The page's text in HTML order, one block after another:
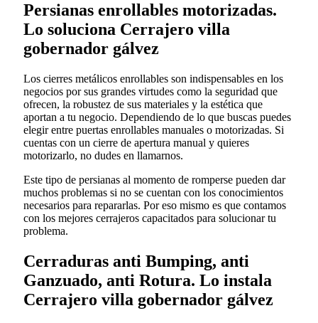
Persianas enrollables motorizadas.
Lo soluciona Cerrajero villa
gobernador gálvez
Los cierres metálicos enrollables son indispensables en los
negocios por sus grandes virtudes como la seguridad que
ofrecen, la robustez de sus materiales y la estética que
aportan a tu negocio. Dependiendo de lo que buscas puedes
elegir entre puertas enrollables manuales o motorizadas. Si
cuentas con un cierre de apertura manual y quieres
motorizarlo, no dudes en llamarnos.
Este tipo de persianas al momento de romperse pueden dar
muchos problemas si no se cuentan con los conocimientos
necesarios para repararlas. Por eso mismo es que contamos
con los mejores cerrajeros capacitados para solucionar tu
problema.
Cerraduras anti Bumping, anti
Ganzuado, anti Rotura. Lo instala
Cerrajero villa gobernador gálvez